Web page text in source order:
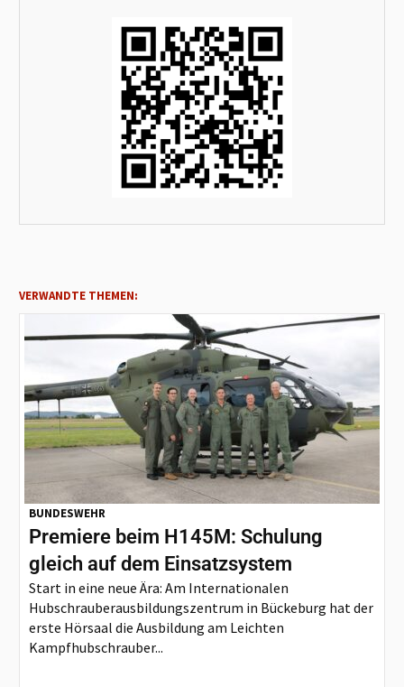
VERWANDTE THEMEN:
BUNDESWEHR
Premiere beim H145M: Schulung
gleich auf dem Einsatzsystem
Start in eine neue Ära: Am Internationalen
Hubschrauberausbildungszentrum in Bückeburg hat der
erste Hörsaal die Ausbildung am Leichten
Kampfhubschrauber...